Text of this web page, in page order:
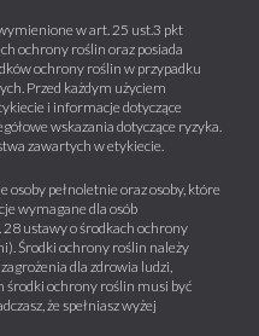
w art. 25 ust.3 pkt
ochrony roślin oraz posiada
ochrony roślin w przypadku
Przed każdym użyciem
i informacje dotyczące
wskazania dotyczące ryzyka.
zawartych w etykiecie.
pełnoletnie oraz osoby, które
wymagane dla osób
ustawy o środkach ochrony
Środki ochrony roślin należy
dla zdrowia ludzi,
środki ochrony roślin musi być
że spełniasz wyżej